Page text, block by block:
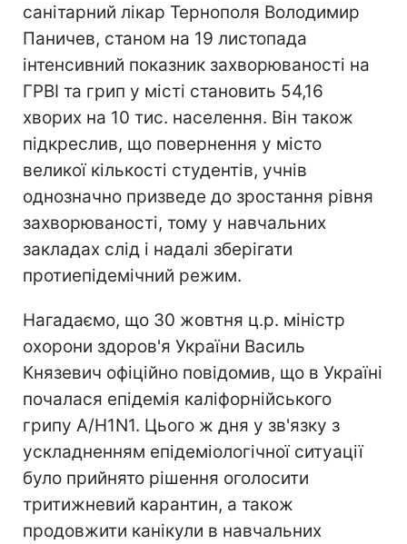
санітарний лікар Тернополя Володимир
Паничев, станом на 19 листопада
інтенсивний показник захворюваності на
ГРВІ та грип у місті становить 54,16
хворих на 10 тис. населення. Він також
підкреслив, що повернення у місто
великої кількості студентів, учнів
однозначно призведе до зростання рівня
захворюваності, тому у навчальних
закладах слід і надалі зберігати
протиепідемічний режим.
Нагадаємо, що 30 жовтня ц.р. міністр
охорони здоров'я України Василь
Князевич офіційно повідомив, що в Україні
почалася епідемія каліфорнійського
грипу A/H1N1. Цього ж дня у зв'язку з
ускладненням епідеміологічної ситуації
було прийнято рішення оголосити
тритижневий карантин, а також
продовжити канікули в навчальних